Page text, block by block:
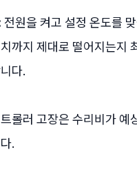
전원을 켜고 설정 온도를
까지 제대로 떨어지는지
다.
롤러 고장은 수리비가 예
.